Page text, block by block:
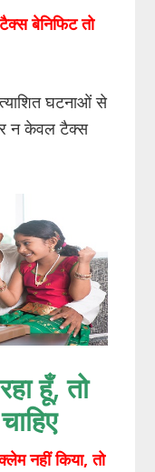
बेनिफिट तो
घटनाओं से
न केवल टैक्स
हूँ, तो
नहीं किया, तो